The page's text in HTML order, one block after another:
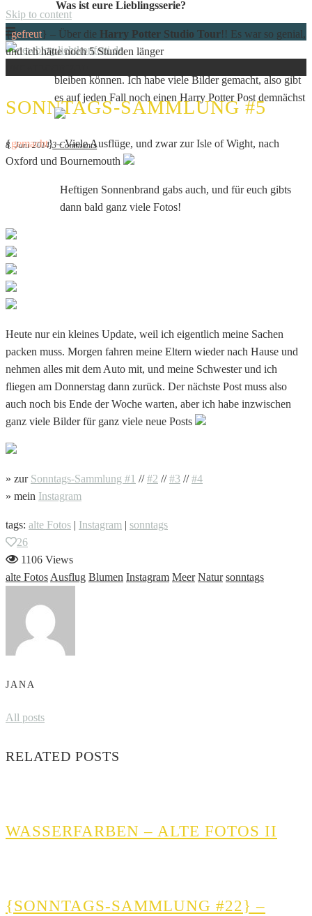
Skip to content
NEWBLOG.LICHTKONFETTI.DE
Just another WordPress site
SONNTAGS-SAMMLUNG #5
8. Juni 2014 3 Comments
Was ist eure Lieblingsserie?
{gefreut} – Über die Harry Potter Studio Tour!! Es war so genial,
und ich hätte noch 5 Stunden länger
bleiben können. Ich habe viele Bilder gemacht, also gibt
es auf jeden Fall noch einen Harry Potter Post demnächst
{gemacht} – Viele Ausflüge, und zwar zur Isle of Wight, nach
Oxford und Bournemouth
Heftigen Sonnenbrand gabs auch, und für euch gibts
dann bald ganz viele Fotos!
Heute nur ein kleines Update, weil ich eigentlich meine Sachen
packen muss. Morgen fahren meine Eltern wieder nach Hause und
nehmen alles mit dem Auto mit, und meine Schwester und ich
fliegen am Donnerstag dann zurück. Der nächste Post muss also
auch noch bis Ende der Woche warten, aber ich habe inzwischen
ganz viele Bilder für ganz viele neue Posts
» zur Sonntags-Sammlung #1 //#2 //#3 //#4
» mein Instagram
tags: alte Fotos Instagram
sonntags
26
1106 Views
alte FotosAusflug Blumen Instagram Meer Natur sonntags
JANA
All posts
RELATED POSTS
WASSERFARBEN – ALTE FOTOS II
{SONNTAGS-SAMMLUNG #22} –